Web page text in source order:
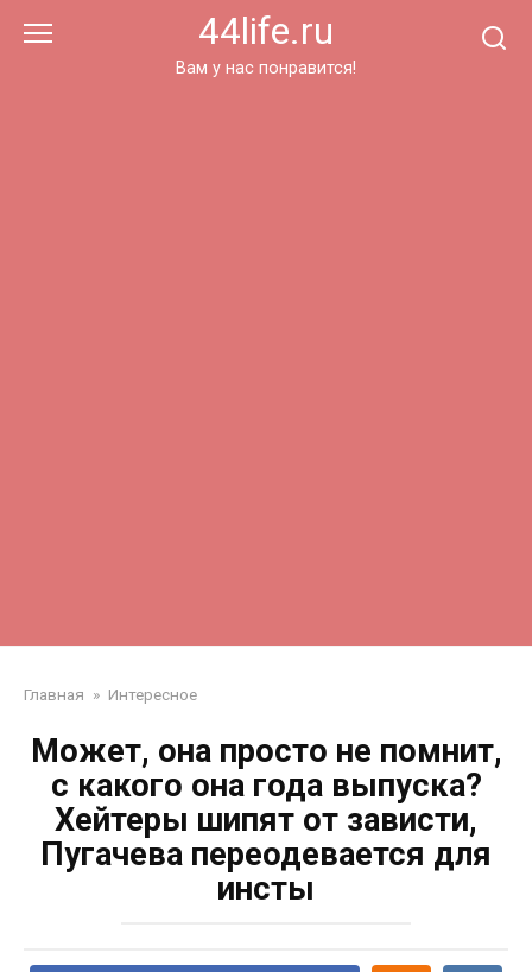
44life.ru
Вам у нас понравится!
Главная » Интересное
Может, она просто не помнит,
с какого она года выпуска?
Хейтеры шипят от зависти,
Пугачева переодевается для
инсты